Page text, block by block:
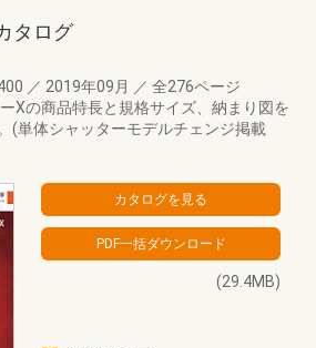
タログ
／ 2019年09月 ／ 全276ページ
Xの商品特長と規格サイズ、納まり図を
(単体シャッターモデルチェンジ掲載
(29.4MB)